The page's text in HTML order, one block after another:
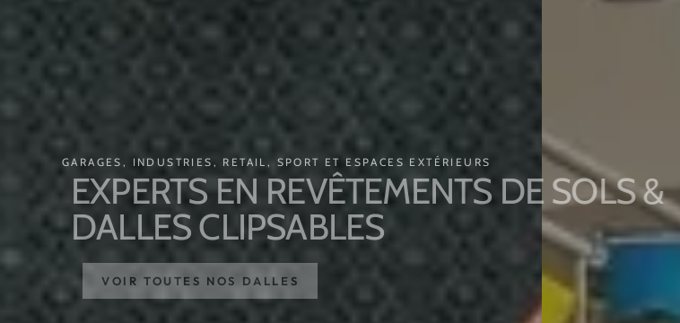
GARAGES, INDUSTRIES, RETAIL, SPORT ET ESPACES EXTÉRIEURS
EXPERTS EN REVÊTEMENTS DE SOLS &
DALLES CLIPSABLES
VOIR TOUTES NOS DALLES